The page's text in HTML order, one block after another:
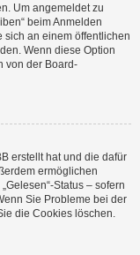
Um angemeldet zu
beim Anmelden
sich an einem öffentlichen
Wenn diese Option
von der Board-
erstellt hat und die dafür
ermöglichen
Status – sofern
Sie Probleme bei der
die Cookies löschen.